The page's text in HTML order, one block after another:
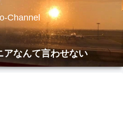
Channel
アなんて言わせない